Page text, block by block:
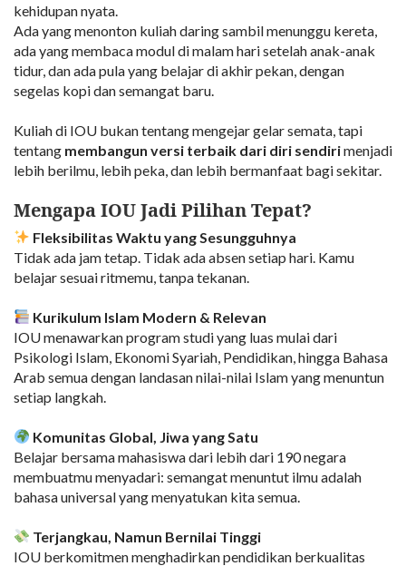
kehidupan nyata.
Ada yang menonton kuliah daring sambil menunggu kereta,
ada yang membaca modul di malam hari setelah anak-anak
tidur, dan ada pula yang belajar di akhir pekan, dengan
segelas kopi dan semangat baru.
Kuliah di IOU bukan tentang mengejar gelar semata, tapi
tentang membangun versi terbaik dari diri sendirimenjadi
lebih berilmu, lebih peka, dan lebih bermanfaat bagi sekitar.
Mengapa IOU Jadi Pilihan Tepat?
Fleksibilitas Waktu yang Sesungguhnya
Tidak ada jam tetap. Tidak ada absen setiap hari. Kamu
belajar sesuai ritmemu, tanpa tekanan.
Kurikulum Islam Modern & Relevan
IOU menawarkan program studi yang luas mulai dari
Psikologi Islam, Ekonomi Syariah, Pendidikan, hingga Bahasa
Arab semua dengan landasan nilai-nilai Islam yang menuntun
setiap langkah.
Komunitas Global, Jiwa yang Satu
Belajar bersama mahasiswa dari lebih dari 190 negara
membuatmu menyadari: semangat menuntut ilmu adalah
bahasa universal yang menyatukan kita semua.
Terjangkau, Namun Bernilai Tinggi
IOU berkomitmen menghadirkan pendidikan berkualitas